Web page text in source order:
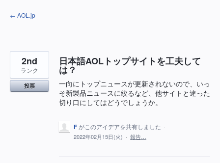
ン
ス
← AOL.jp
日本語AOLトップサイトを工夫して
は？
一向にトップニュースが更新されないので、いっ
そ新製品ニュースに絞るなど、他サイトと違った
切り口にしてはどうでしょうか。
2nd
ランク
投票
Fがこのアイデアを共有しました ·
2022年02月15日(火) · 報告…